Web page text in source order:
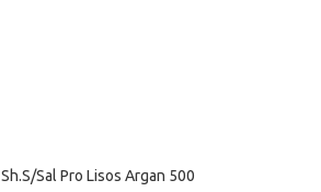
Sh.S/Sal Pro Lisos Argan 500